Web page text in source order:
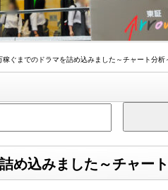
ぐまでのドラマを詰め込みました～チャート分析
め込みました～チャー